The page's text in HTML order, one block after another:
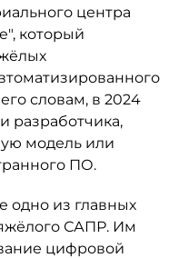
центра
который
словам, в 2024
разработчика,
модель или
ПО.
одно из главных
САПР. Им
цифровой